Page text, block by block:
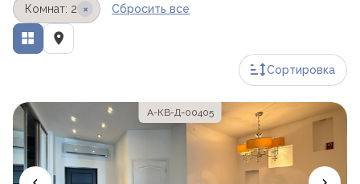
Комнат: 2 × Сбросить все
Сортировка
А-КВ-Д-00405